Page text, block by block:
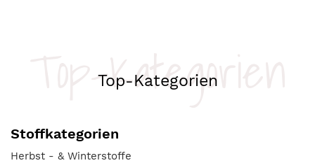
Top-Kategorien
Top-Kategorien
Stoffkategorien
Herbst - & Winterstoffe